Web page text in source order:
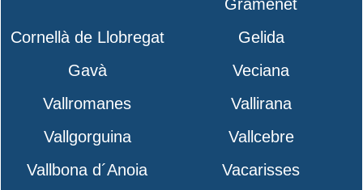
Gramenet
Cornellà de Llobregat
Gelida
Gavà
Veciana
Vallromanes
Vallirana
Vallgorguina
Vallcebre
Vallbona d´Anoia
Vacarisses